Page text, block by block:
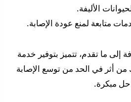
الأليفة.
متابعة لمنع عودة الإصابة.
إلى ما تقدم، تتميز بتوفير خدمة
لما لذلك من أثر في الحد من توسع الإصابة
مبكرة.